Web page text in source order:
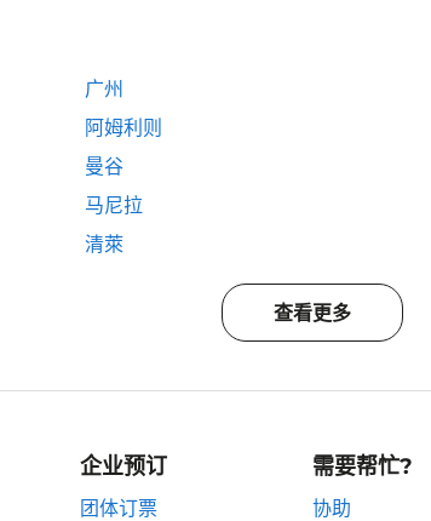
广州
阿姆利则
曼谷
马尼拉
清萊
查看更多
企业预订
团体订票
需要帮忙?
协助